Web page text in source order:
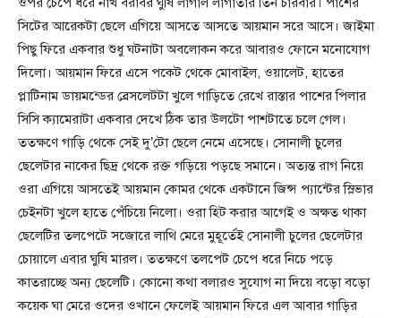
সিটের আরেকটা ছেলে এগিয়ে আসতে আসতে আয়মান সরে আসে। জাইমা
পিছু ফিরে একবার শুধু ঘটনাটা অবলোকন করে আবারও ফোনে মনোযোগ
দিলো। আয়মান ফিরে এসে পকেট থেকে মোবাইল, ওয়ালেট, হাতের
প্লাটিনাম ডায়মন্ডের ব্রেসলেটটা খুলে গাড়িতে রেখে রাস্তার পাশের পিলার
সিসি ক্যামেরাটা একবার দেখে ঠিক তার উলটো পাশটাতে চলে গেল।
ততক্ষণে গাড়ি থেকে সেই দু’টো ছেলে নেমে এসেছে। সোনালী চুলের
ছেলেটার নাকের ছিদ্র থেকে রক্ত গড়িয়ে পড়ছে সমানে। অত্যন্ত রাগ নিয়ে
ওরা এগিয়ে আসতেই আয়মান কোমর থেকে একটানে জিন্স প্যান্টের স্লিভার
চেইনটা খুলে হাতে পেঁচিয়ে নিলো। ওরা হিট করার আগেই ও অক্ষত থাকা
ছেলেটির তলপেটে সজোরে লাথি মেরে মুহূর্তেই সোনালী চুলের ছেলেটার
চোয়ালে এবার ঘুষি মারল। ততক্ষণে তলপেট চেপে ধরে নিচে পড়ে
কাতরাচ্ছে অন্য ছেলেটি। কোনো কথা বলারও সুযোগ না দিয়ে বড়ো বড়ো
কয়েক ঘা মেরে ওদের ওখানে ফেলেই আয়মান ফিরে এল আবার গাড়ির